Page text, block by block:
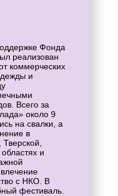
Фонда
реализован
коммерческих
и
Всего за
около 9
на свалки, а
в
Тверской,
и
с НКО. В
фестиваль.